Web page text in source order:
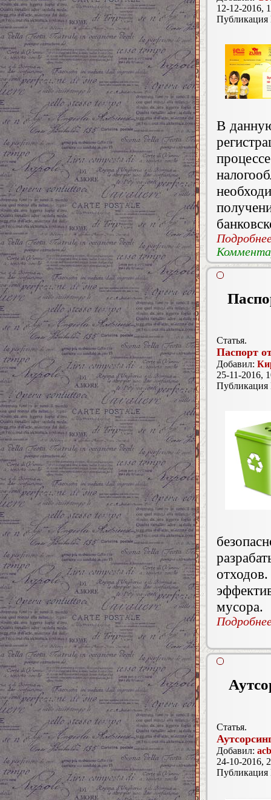
12-12-2016,
В
Статья.
Паспорт
Добавил:
25-11-2016,
мусора.
Статья.
Добавил:
24-10-2016,